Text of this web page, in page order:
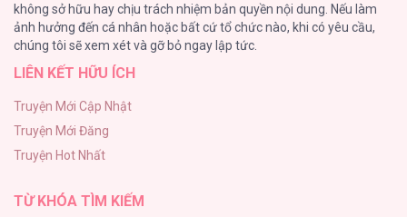
Nguyện Ước Vô Vọng Của Ma Nữ
101
Đầm Sen Héo Úa
Phạm Luật
88
không sở hữu hay chịu trách nhiệm bản quyền nội dung. Nếu làm
ảnh hưởng đến cá nhân hoặc bất cứ tổ chức nào, khi có yêu cầu,
chúng tôi sẽ xem xét và gỡ bỏ ngay lập tức.
LIÊN KẾT HỮU ÍCH
Truyện Mới Cập Nhật
Truyện Mới Đăng
Truyện Hot Nhất
TỪ KHÓA TÌM KIẾM